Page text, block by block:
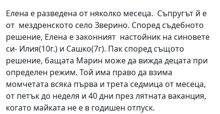
Елена е разведена от няколко месеца. Съпругът й е
от мездренското село Зверино. Според съдебното
решение, Елена е законният настойник на синовете
си- Илия(10г.) и Сашко(7г). Пак според същото
решение, бащата Марин може да вижда децата при
определен режим. Той има право да взима
момчетата всяка първа и трета седмица от месеца,
от петък до неделя и 40 дни през лятната ваканция,
когато майката не е в годишен отпуск.